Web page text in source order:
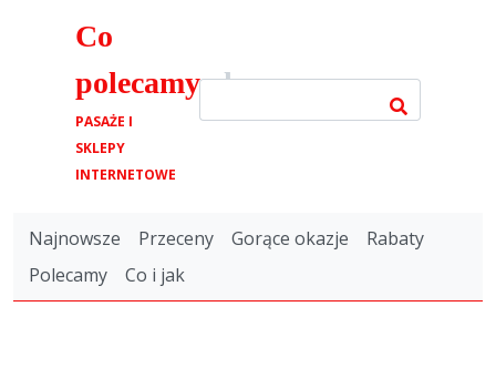
Co
polecamy.pl
PASAŻE I
SKLEPY
INTERNETOWE
Najnowsze Przeceny Gorące okazje
Rabaty
Polecamy
Co i jak